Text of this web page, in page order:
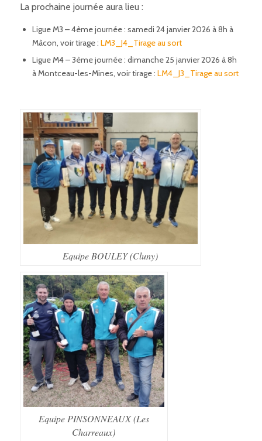
La prochaine journée aura lieu :
Ligue M3 – 4ème journée : samedi 24 janvier 2026 à 8h à
Mâcon, voir tirage : LM3_J4_Tirage au sort
Ligue M4 – 3ème journée : dimanche 25 janvier 2026 à 8h
à Montceau-les-Mines, voir tirage : LM4_J3_Tirage au sort
Equipe BOULEY (Cluny)
Equipe PINSONNEAUX (Les
Charreaux)